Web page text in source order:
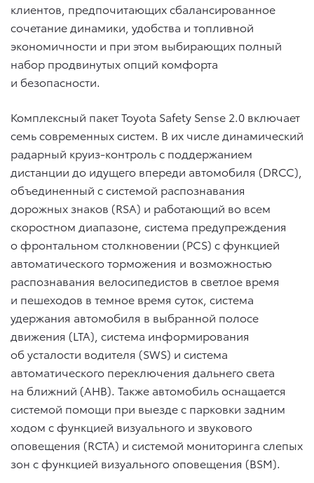
клиентов, предпочитающих сбалансированное
сочетание динамики, удобства и топливной
экономичности и при этом выбирающих полный
набор продвинутых опций комфорта
и безопасности.
Комплексный пакет Toyota Safety Sense 2.0 включает
семь современных систем. В их числе динамический
радарный круиз-контроль с поддержанием
дистанции до идущего впереди автомобиля (DRCC),
объединенный с системой распознавания
дорожных знаков (RSA) и работающий во всем
скоростном диапазоне, система предупреждения
о фронтальном столкновении (PCS) с функцией
автоматического торможения и возможностью
распознавания велосипедистов в светлое время
и пешеходов в темное время суток, система
удержания автомобиля в выбранной полосе
движения (LTA), система информирования
об усталости водителя (SWS) и система
автоматического переключения дальнего света
на ближний (AHB). Также автомобиль оснащается
системой помощи при выезде с парковки задним
ходом с функцией визуального и звукового
оповещения (RCTA) и системой мониторинга слепых
зон с функцией визуального оповещения (BSM).